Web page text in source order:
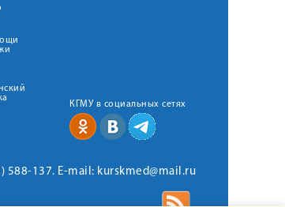
КГМУ в социальных сетях
588-137. E-mail: kurskmed@mail.ru